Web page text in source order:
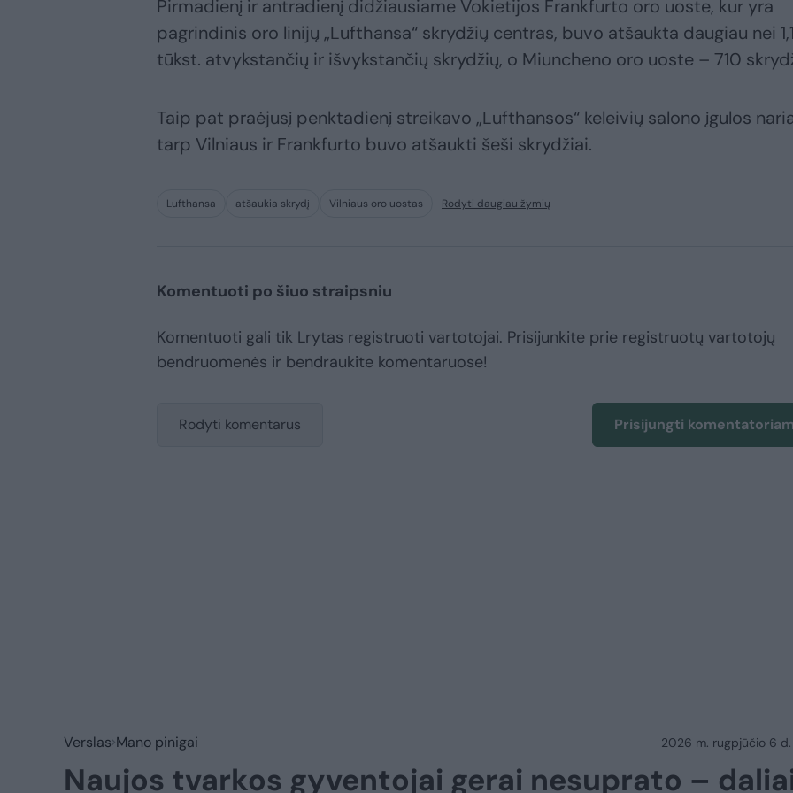
Pirmadienį ir antradienį didžiausiame Vokietijos Frankfurto oro uoste, kur yra
pagrindinis oro linijų „Lufthansa“ skrydžių centras, buvo atšaukta daugiau nei 1,1
tūkst. atvykstančių ir išvykstančių skrydžių, o Miuncheno oro uoste – 710
Taip pat praėjusį penktadienį streikavo „Lufthansos“ keleivių salono įgulos
tarp Vilniaus ir Frankfurto buvo atšaukti šeši skrydžiai.
Lufthansa atšaukia skrydį Vilniaus oro uostas Rodyti daugiau žymių
Komentuoti po šiuo straipsniu
Komentuoti gali tik Lrytas registruoti vartotojai. Prisijunkite prie registruotų vartotojų
bendruomenės ir bendraukite komentaruose!
Rodyti komentarus Prisijungti
Verslas Mano pinigai 2026 m. rugpjūčio 6 d.
Naujos tvarkos gyventojai gerai nesuprato –